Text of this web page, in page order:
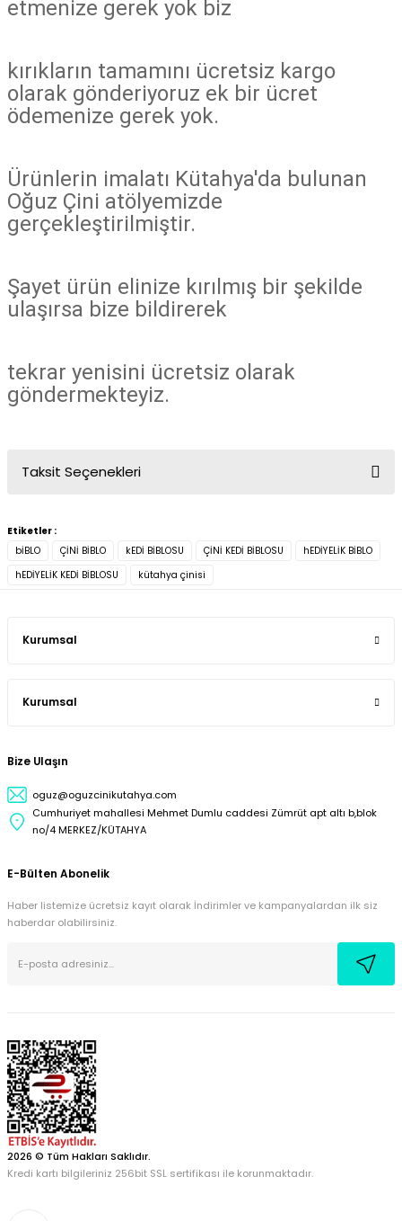
etmenize gerek yok biz
kırıkların tamamını ücretsiz kargo
olarak gönderiyoruz ek bir ücret
ödemenize gerek yok.
Ürünlerin imalatı Kütahya'da bulunan
Oğuz Çini atölyemizde
gerçekleştirilmiştir.
Şayet ürün elinize kırılmış bir şekilde
ulaşırsa bize bildirerek
tekrar yenisini ücretsiz olarak
göndermekteyiz.
Taksit Seçenekleri
Etiketler :
bİBLO
ÇİNİ BİBLO kEDİ BİBLOSU ÇİNİ KEDİ BİBLOSU
hEDİYELİK BİBLO
hEDİYELİK KEDİ BİBLOSU
kütahya çinisi
Kurumsal
Kurumsal
Bize Ulaşın
oguz@oguzcinikutahya.com
Cumhuriyet mahallesi Mehmet Dumlu caddesi Zümrüt apt altı b,blok
no/4 MERKEZ/KÜTAHYA
E-Bülten Abonelik
Haber listemize ücretsiz kayıt olarak İndirimler ve kampanyalardan ilk siz
haberdar olabilirsiniz.
2026 © Tüm Hakları Saklıdır.
Kredi kartı bilgileriniz 256bit SSL sertifikası ile korunmaktadır.